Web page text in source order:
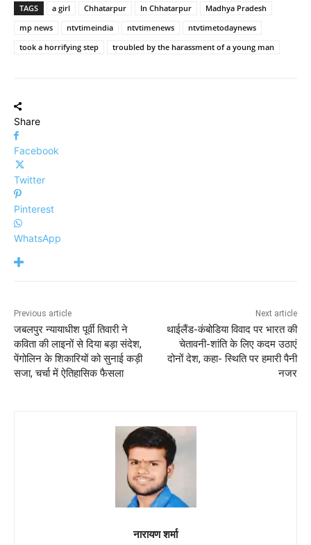
TAGS a girl Chhatarpur In Chhatarpur
Madhya Pradesh
mp news
ntvtimeindia ntvtimenews
ntvtimetodaynews
took a horrifying step
troubled by the harassment of a young man
Share
Facebook
Twitter
Pinterest
WhatsApp
Previous article
जबलपुर न्यायाधीश पूर्वी तिवारी ने
कविता की लाइनों से दिया बड़ा संदेश,
पेंगोलिन के शिकारियों को सुनाई कड़ी
सजा, चर्चा में ऐतिहासिक फैसला
Next article
थाईलैंड-कंबोडिया विवाद पर भारत की
चेतावनी-शांति के लिए कदम उठाएं
दोनों देश, कहा- स्थिति पर हमारी पैनी
नजर
नारायण शर्मा